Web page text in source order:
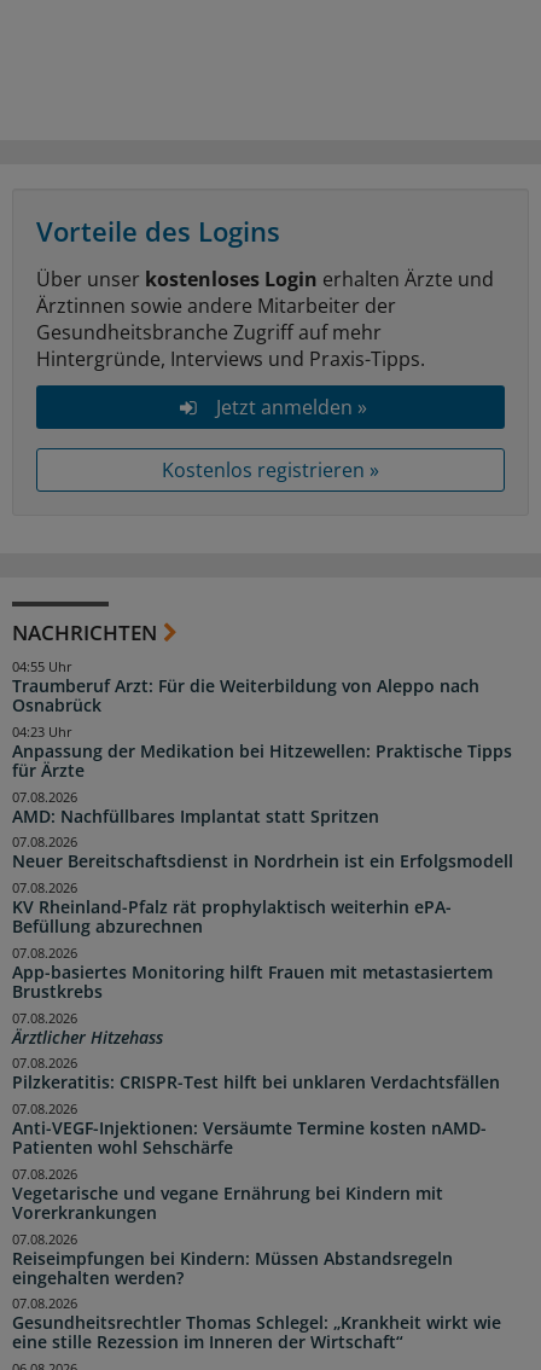
Vorteile des Logins
Über unser kostenloses Login erhalten Ärzte und
Ärztinnen sowie andere Mitarbeiter der
Gesundheitsbranche Zugriff auf mehr
Hintergründe, Interviews und Praxis-Tipps.
Jetzt anmelden »
Kostenlos registrieren »
NACHRICHTEN
Traumberuf Arzt: Für die Weiterbildung von Aleppo nach
Osnabrück
04:55 Uhr
Anpassung der Medikation bei Hitzewellen: Praktische Tipps
für Ärzte
04:23 Uhr
AMD: Nachfüllbares Implantat statt Spritzen
07.08.2026
Neuer Bereitschaftsdienst in Nordrhein ist ein Erfolgsmodell
07.08.2026
KV Rheinland-Pfalz rät prophylaktisch weiterhin ePA-
Befüllung abzurechnen
07.08.2026
App-basiertes Monitoring hilft Frauen mit metastasiertem
Brustkrebs
07.08.2026
Ärztlicher Hitzehass
07.08.2026
Pilzkeratitis: CRISPR-Test hilft bei unklaren Verdachtsfällen
07.08.2026
Anti-VEGF-Injektionen: Versäumte Termine kosten nAMD-
Patienten wohl Sehschärfe
07.08.2026
Vegetarische und vegane Ernährung bei Kindern mit
Vorerkrankungen
07.08.2026
Reiseimpfungen bei Kindern: Müssen Abstandsregeln
eingehalten werden?
07.08.2026
Gesundheitsrechtler Thomas Schlegel: „Krankheit wirkt wie
eine stille Rezession im Inneren der Wirtschaft“
07.08.2026